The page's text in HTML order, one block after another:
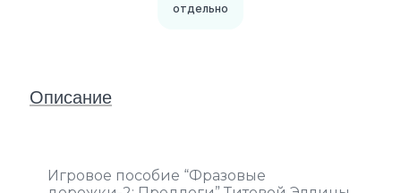
отдельно
Описание
Игровое пособие “Фразовые